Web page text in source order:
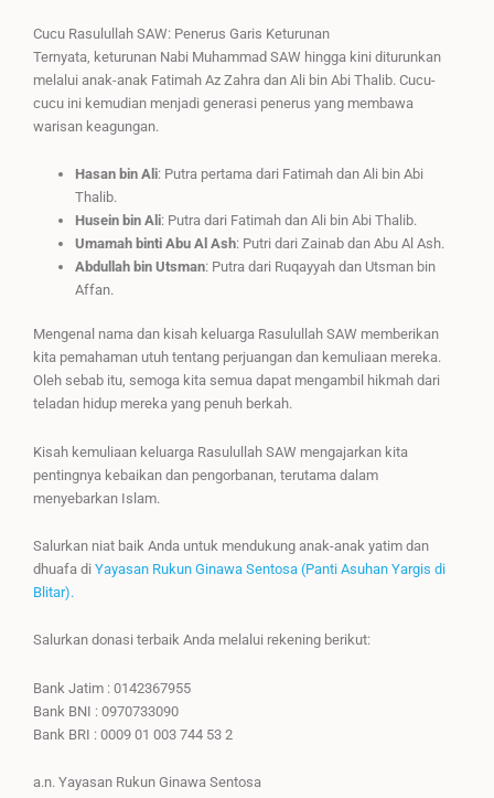
Cucu Rasulullah SAW: Penerus Garis Keturunan
Ternyata, keturunan Nabi Muhammad SAW hingga kini diturunkan
melalui anak-anak Fatimah Az Zahra dan Ali bin Abi Thalib. Cucu-
cucu ini kemudian menjadi generasi penerus yang membawa
warisan keagungan.
Hasan bin Ali: Putra pertama dari Fatimah dan Ali bin Abi
Thalib.
Husein bin Ali: Putra dari Fatimah dan Ali bin Abi Thalib.
Umamah binti Abu Al Ash: Putri dari Zainab dan Abu Al Ash.
Abdullah bin Utsman: Putra dari Ruqayyah dan Utsman bin
Affan.
Mengenal nama dan kisah keluarga Rasulullah SAW memberikan
kita pemahaman utuh tentang perjuangan dan kemuliaan mereka.
Oleh sebab itu, semoga kita semua dapat mengambil hikmah dari
teladan hidup mereka yang penuh berkah.
Kisah kemuliaan keluarga Rasulullah SAW mengajarkan kita
pentingnya kebaikan dan pengorbanan, terutama dalam
menyebarkan Islam.
Salurkan niat baik Anda untuk mendukung anak-anak yatim dan
dhuafa di Yayasan Rukun Ginawa Sentosa (Panti Asuhan Yargis di
Blitar).
Salurkan donasi terbaik Anda melalui rekening berikut:
Bank Jatim : 0142367955
Bank BNI : 0970733090
Bank BRI : 0009 01 003 744 53 2
a.n. Yayasan Rukun Ginawa Sentosa